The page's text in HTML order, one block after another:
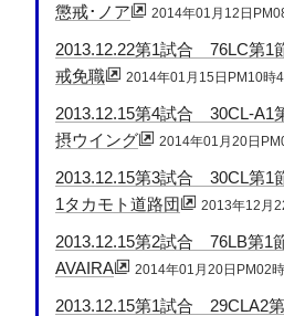
懲戒･ノア
2014年01月12日
2013.12.22第1試合 76LC
戒免職
2014年01月15日PM10時
2013.12.15第4試合 30CL-
摂ウイング
2014年01月20日
2013.12.15第3試合 30CL第
1タカモト道路団
2013年12月
2013.12.15第2試合 76LB第1
AVAIRA
2014年01月20日PM02
2013.12.15第1試合 29CLA2